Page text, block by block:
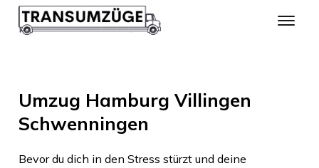
Umzug Hamburg Villingen
Schwenningen
Bevor du dich in den Stress stürzt und deine